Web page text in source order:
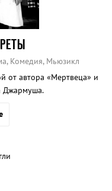
Комедия, Мьюзикл
от автора «Мертвеца» и
Джармуша.